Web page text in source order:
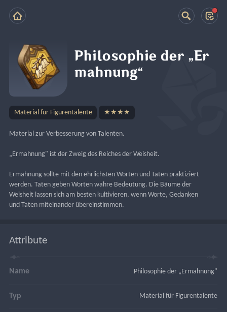
Philosophie der „Er
mahnung“
Material für Figurentalente ★★★★
Material zur Verbesserung von Talenten.
„Ermahnung" ist der Zweig des Reiches der Weisheit.
Ermahnung sollte mit den ehrlichsten Worten und Taten praktiziert
werden. Taten geben Worten wahre Bedeutung. Die Bäume der
Weisheit lassen sich am besten kultivieren, wenn Worte, Gedanken
und Taten miteinander übereinstimmen.
Attribute
Name Philosophie der „Ermahnung"
Typ Material für Figurentalente